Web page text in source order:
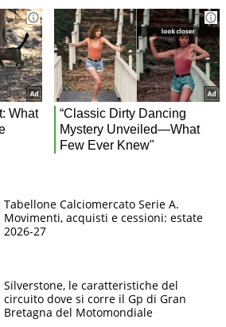
Tabellone Calciomercato Serie A.
Movimenti, acquisti e cessioni: estate
2026-27
Silverstone, le caratteristiche del
circuito dove si corre il Gp di Gran
Bretagna del Motomondiale